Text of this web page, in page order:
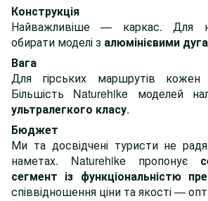
Конструкція
Найважливіше — каркас. Для
обирати моделі з алюмінієвими
Вага
Для гірських маршрутів
Більшість Naturehike моделей
ультралегкого класу.
Бюджет
Ми та досвідчені туристи не
наметах. Naturehike пропонує
сегмент із функціональністю
співвідношення ціни та якості —